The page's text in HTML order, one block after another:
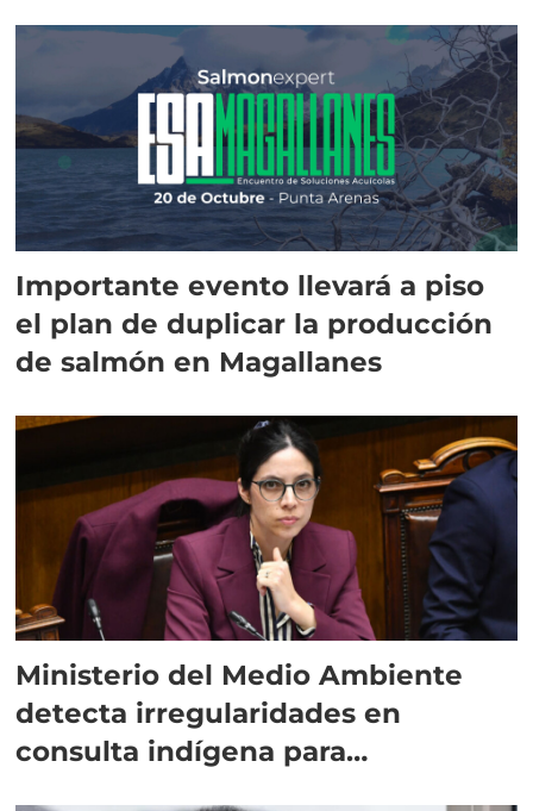
Importante evento llevará a piso
el plan de duplicar la producción
de salmón en Magallanes
Ministerio del Medio Ambiente
detecta irregularidades en
consulta indígena para